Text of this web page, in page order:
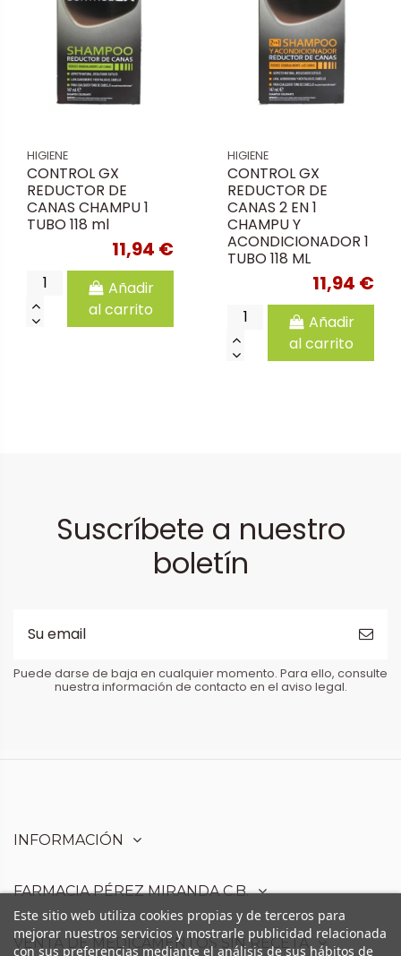
HIGIENE
CONTROL GX
REDUCTOR DE
CANAS CHAMPU 1
TUBO 118 ml
11,94 €
Añadir
al carrito
HIGIENE
CONTROL GX
REDUCTOR DE
CANAS 2 EN 1
CHAMPU Y
ACONDICIONADOR 1
TUBO 118 ML
11,94 €
Añadir
al carrito
Suscríbete a nuestro
boletín
Puede darse de baja en cualquier momento. Para ello, consulte
nuestra información de contacto en el aviso legal.
INFORMACIÓN
FARMACIA PÉREZ MIRANDA C.B.
VENTA DE MEDICAMENTOS SIN RECETA
Este sitio web utiliza cookies propias y de terceros para
mejorar nuestros servicios y mostrarle publicidad relacionada
con sus preferencias mediante el análisis de sus hábitos de